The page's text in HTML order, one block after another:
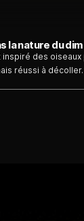
la nature du
des
réussi à